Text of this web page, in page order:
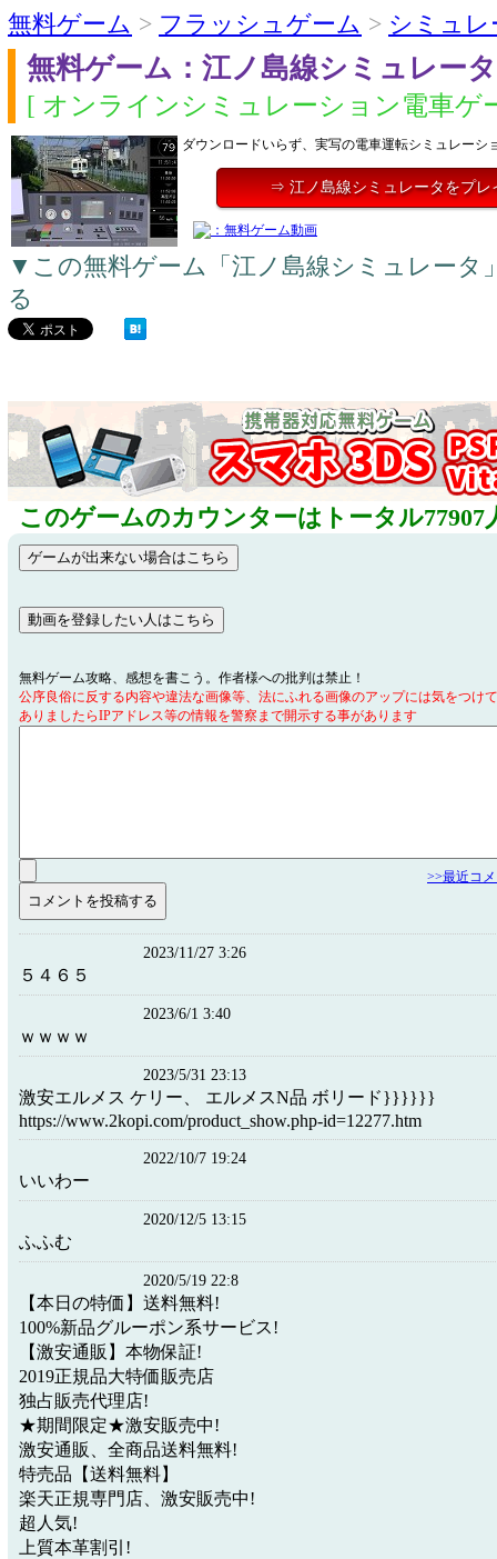
無料ゲーム > フラッシュゲーム > シミュ
無料ゲーム：江ノ島線シミュレータ
[ オンラインシミュレーション電車ゲ
ダウンロードいらず、実写の電車運転シミュレーシ
⇒ 江ノ島線シミュレータをプレ
▼この無料ゲーム「江ノ島線シミュレータ
る
このゲームのカウンターはトータル77907
無料ゲーム攻略、感想を書こう。作者様への批判は禁止！
公序良俗に反する内容や違法な画像等、法にふれる画像のアップには気をつけ
ありましたらIPアドレス等の情報を警察まで開示する事があります
>>最近コ
2023/11/27 3:26
５４６５
2023/6/1 3:40
ｗｗｗｗ
2023/5/31 23:13
激安エルメス ケリー、 エルメスN品 ボリード}}}}}}
https://www.2kopi.com/product_show.php-id=12277.htm
2022/10/7 19:24
いいわー
2020/12/5 13:15
ふふむ
2020/5/19 22:8
【本日の特価】送料無料!
100%新品グルーポン系サービス!
【激安通販】本物保証!
2019正規品大特価販売店
独占販売代理店!
★期間限定★激安販売中!
激安通販、全商品送料無料!
特売品【送料無料】
楽天正規専門店、激安販売中!
超人気!
上質本革割引!